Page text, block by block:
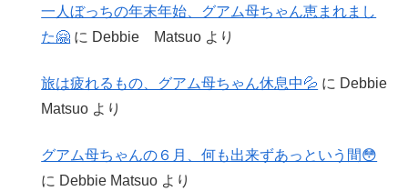
一人ぼっちの年末年始、グアム母ちゃん恵まれまし
た🤗 に Debbie Matsuo より
旅は疲れるもの、グアム母ちゃん休息中💦 に Debbie
Matsuo より
グアム母ちゃんの６月、何も出来ずあっという間😳
に Debbie Matsuo より